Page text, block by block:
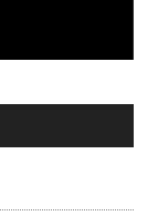
01:04